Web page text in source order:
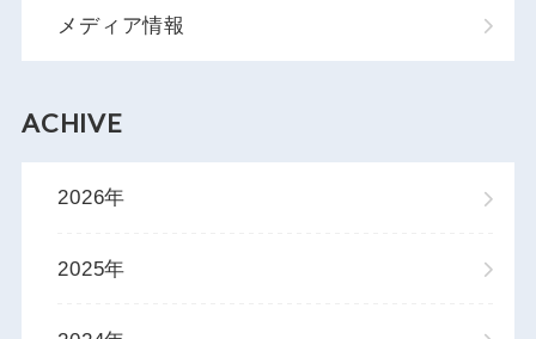
メディア情報
ACHIVE
2026年
2025年